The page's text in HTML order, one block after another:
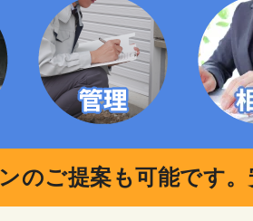
のご提案も可能です。